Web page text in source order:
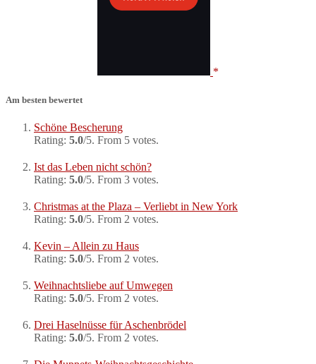
Am besten bewertet
Schöne Bescherung
Rating: 5.0/5. From 5 votes.
Ist das Leben nicht schön?
Rating: 5.0/5. From 3 votes.
Christmas at the Plaza – Verliebt in New York
Rating: 5.0/5. From 2 votes.
Kevin – Allein zu Haus
Rating: 5.0/5. From 2 votes.
Weihnachtsliebe auf Umwegen
Rating: 5.0/5. From 2 votes.
Drei Haselnüsse für Aschenbrödel
Rating: 5.0/5. From 2 votes.